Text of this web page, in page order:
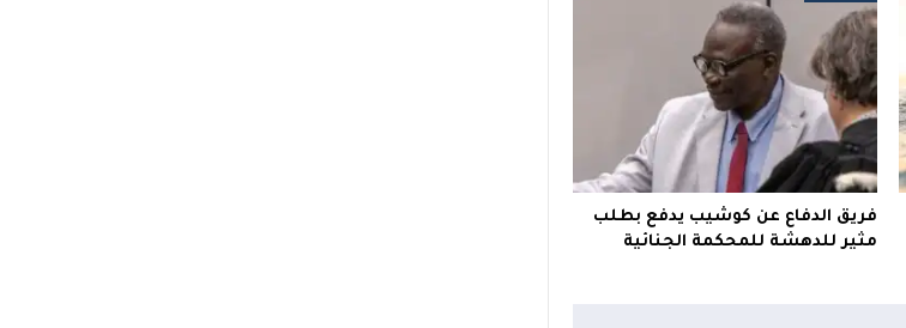
فريق الدفاع عن كوشيب يدفع بطلب
مثير للدهشة للمحكمة الجنائية